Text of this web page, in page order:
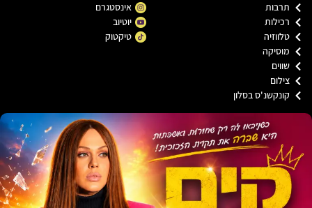
בסלון
אינסטגרם
יוטיוב
טיקטוק